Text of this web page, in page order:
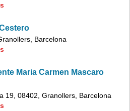
Barcelona
Maria Carmen Mascaro
19, 08402, Granollers, Barcelona